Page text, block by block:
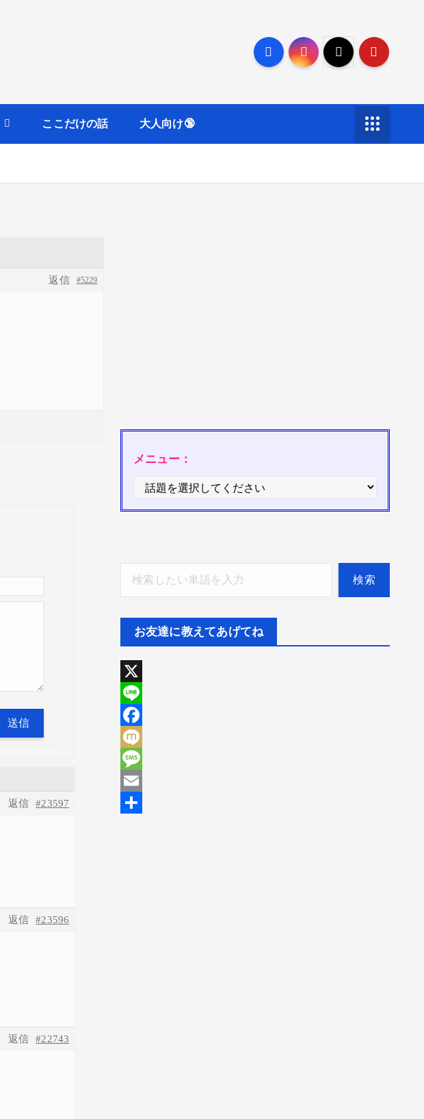
ここだけの話 大人向け🔞
#5229
返信
#23597
返信
#23596
返信
#22743
返信
送信
メニュー：
検索
お友達に教えてあげてね
X
L
n
e
F
a
c
M
x
M
E